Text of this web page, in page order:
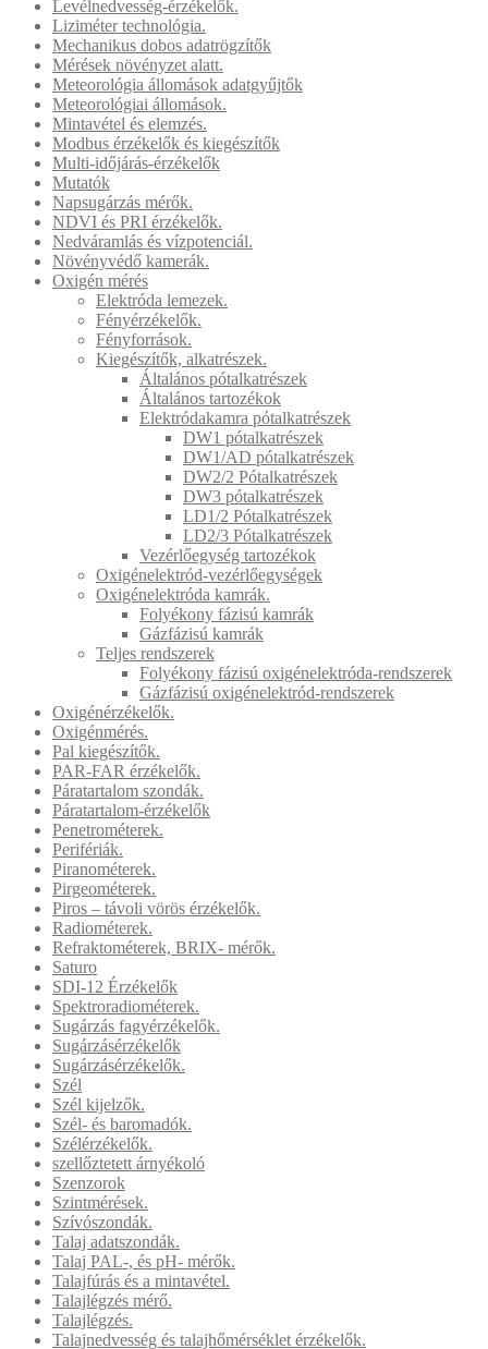
Levélnedvesség-érzékelők.
Liziméter technológia.
Mechanikus dobos adatrögzítők
Mérések növényzet alatt.
Meteorológia állomások adatgyűjtők
Meteorológiai állomások.
Mintavétel és elemzés.
Modbus érzékelők és kiegészítők
Multi-időjárás-érzékelők
Mutatók
Napsugárzás mérők.
NDVI és PRI érzékelők.
Nedváramlás és vízpotenciál.
Növényvédő kamerák.
Oxigén mérés
Elektróda lemezek.
Fényérzékelők.
Fényforrások.
Kiegészítők, alkatrészek.
Általános pótalkatrészek
Általános tartozékok
Elektródakamra pótalkatrészek
DW1 pótalkatrészek
DW1/AD pótalkatrészek
DW2/2 Pótalkatrészek
DW3 pótalkatrészek
LD1/2 Pótalkatrészek
LD2/3 Pótalkatrészek
Vezérlőegység tartozékok
Oxigénelektród-vezérlőegységek
Oxigénelektróda kamrák.
Folyékony fázisú kamrák
Gázfázisú kamrák
Teljes rendszerek
Folyékony fázisú oxigénelektróda-rendszerek
Gázfázisú oxigénelektród-rendszerek
Oxigénérzékelők.
Oxigénmérés.
Pal kiegészítők.
PAR-FAR érzékelők.
Páratartalom szondák.
Páratartalom-érzékelők
Penetrométerek.
Perifériák.
Piranométerek.
Pirgeométerek.
Piros – távoli vörös érzékelők.
Radiométerek.
Refraktométerek, BRIX- mérők.
Saturo
SDI-12 Érzékelők
Spektroradiométerek.
Sugárzás fagyérzékelők.
Sugárzásérzékelők
Sugárzásérzékelők.
Szél
Szél kijelzők.
Szél- és baromadók.
Szélérzékelők.
szellőztetett árnyékoló
Szenzorok
Szintmérések.
Szívószondák.
Talaj adatszondák.
Talaj PAL-, és pH- mérők.
Talajfúrás és a mintavétel.
Talajlégzés mérő.
Talajlégzés.
Talajnedvesség és talajhőmérséklet érzékelők.